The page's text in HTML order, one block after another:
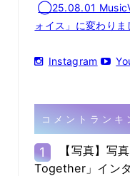
◯25.08.01
ォイス」に変わりま
Instagram
コメントランキ
1
【写真】写
Together」イン